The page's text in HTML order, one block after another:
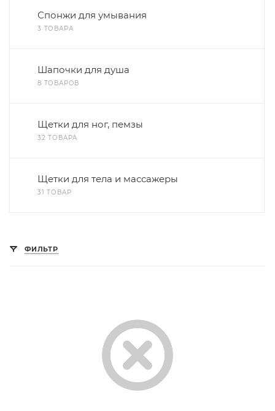
Спонжи для умывания
3 ТОВАРА
Шапочки для душа
8 ТОВАРОВ
Щетки для ног, пемзы
32 ТОВАРА
Щетки для тела и массажеры
31 ТОВАР
ФИЛЬТР